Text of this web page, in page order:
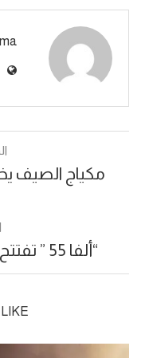
مكياج الصيف
“ألفا 55 ” تفتتح متجرها الثاني بأنفا بلاص